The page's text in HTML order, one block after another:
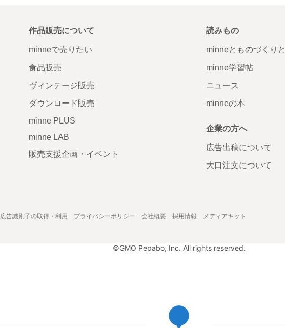
作品販売について
minneで売りたい
食品販売
ヴィンテージ販売
ダウンロード販売
minne PLUS
minne LAB
販売支援企画・イベント
読みもの
minneとものづくりと
minne学習帖
ニュース
minneの本
企業の方へ
広告出稿について
大口注文について
広告識別子の取得・利用 プライバシーポリシー 会社概要 採用情報 メディアキット
©GMO Pepabo, Inc. All rights reserved.